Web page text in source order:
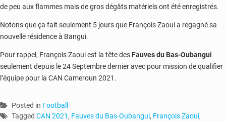
de peu aux flammes mais de gros dégâts matériels ont été enregistrés.
Notons que ça fait seulement 5 jours que François Zaoui a regagné sa
nouvelle résidence à Bangui.
Pour rappel, François Zaoui est la tête des Fauves du Bas-Oubangui
seulement depuis le 24 Septembre dernier avec pour mission de qualifier
l’équipe pour la CAN Cameroun 2021.
Posted in Football
Tagged CAN 2021 , Fauves du Bas-Oubangui, François Zaoui,